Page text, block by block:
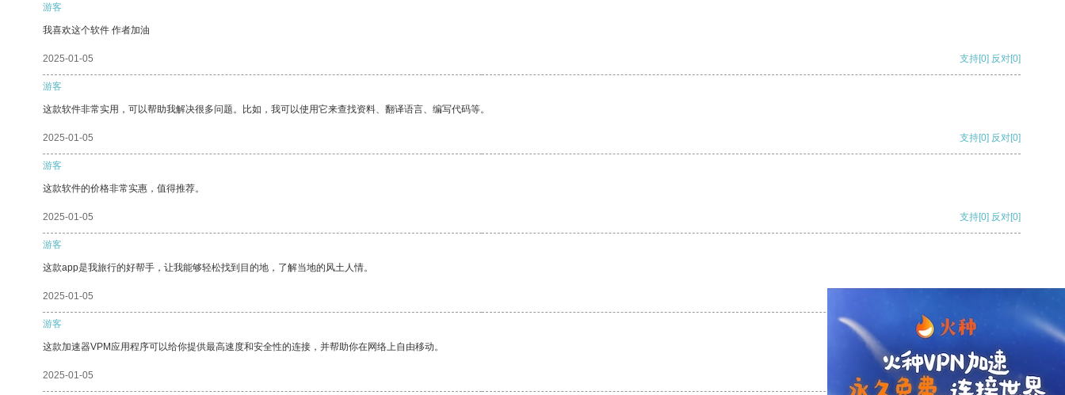
游客
我喜欢这个软件 作者加油
2025-01-05 支持[0] 反对[0]
游客
这款软件非常实用，可以帮助我解决很多问题。比如，我可以使用它来查找资料、翻译语言、编写代码等。
2025-01-05 支持[0] 反对[0]
游客
这款软件的价格非常实惠，值得推荐。
2025-01-05 支持[0] 反对[0]
游客
这款app是我旅行的好帮手，让我能够轻松找到目的地，了解当地的风土人情。
2025-01-05
游客
这款加速器VPM应用程序可以给你提供最高速度和安全性的连接，并帮助你在网络上自由移动。
2025-01-05 支持 [0] 反对 [0]